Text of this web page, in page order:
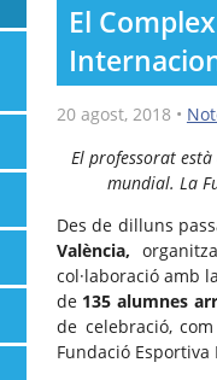
El
20 agost, 2018 •
El professorat
mundial. La
Des de dilluns
València,
col·laboració amb la
de 135 alumnes
de celebració,
Fundació